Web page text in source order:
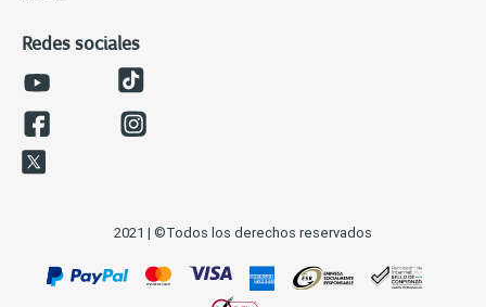
Redes sociales
2021 | ©Todos los derechos reservados